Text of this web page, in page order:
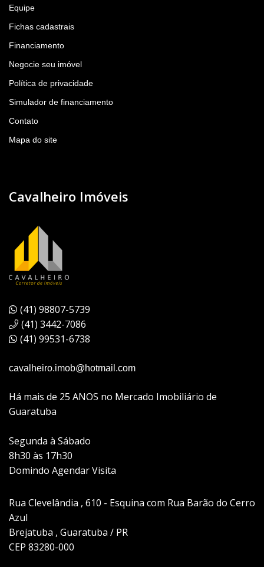
Equipe
Fichas cadastrais
Financiamento
Negocie seu imóvel
Política de privacidade
Simulador de financiamento
Contato
Mapa do site
Cavalheiro Imóveis
(41) 98807-5739
(41) 3442-7086
(41) 99531-6738
cavalheiro.imob@hotmail.com
Há mais de 25 ANOS no Mercado Imobiliário de
Guaratuba
Segunda à Sábado
8h30 às 17h30
Domindo Agendar Visita
Rua Clevelândia , 610 - Esquina com Rua Barão do Cerro
Azul
Brejatuba , Guaratuba / PR
CEP 83280-000